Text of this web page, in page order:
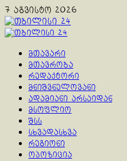
Skip
to
content
7 აგვისტო 2026
Primary
მთავარი
მთავრობა
რედაქტორი
მნიშვნელოვანი
ადამიანი არსაიდან
მსოფლიო
შსს
სხვადასხვა
რეგიონი
ოპოზიცია